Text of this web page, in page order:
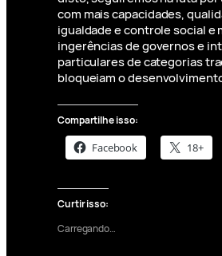
com mais capacidades,
igualdade e controle social e
ingerências de governos e
particulares de categorias
bloqueiam o
Compartilhe isso:
Facebook 18+
Curtir isso:
Carregando…